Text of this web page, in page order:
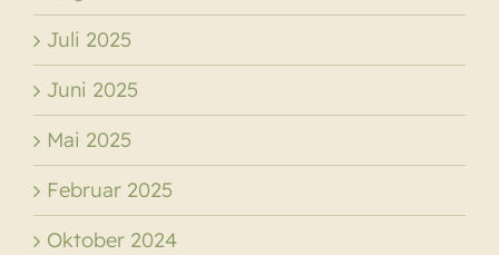
Juli 2025
Juni 2025
Mai 2025
Februar 2025
Oktober 2024